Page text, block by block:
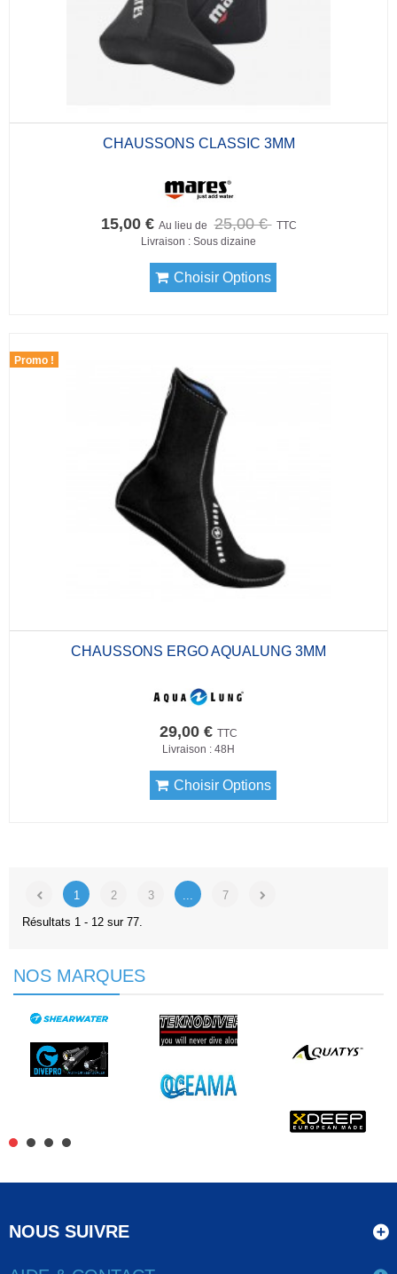
CHAUSSONS CLASSIC 3MM
15,00 € Au lieu de 25,00 € TTC
Livraison : Sous dizaine
Choisir Options
Promo !
CHAUSSONS ERGO AQUALUNG 3MM
29,00 € TTC
Livraison : 48H
Choisir Options
1 2 3
7
Résultats 1 - 12 sur 77.
NOS MARQUES
NOUS SUIVRE